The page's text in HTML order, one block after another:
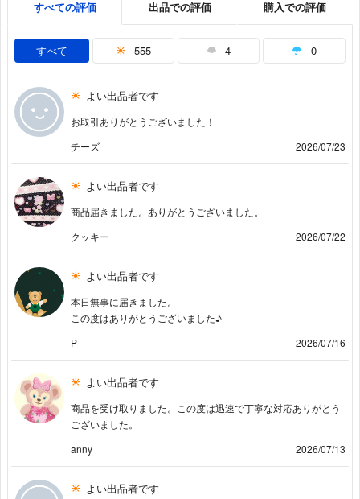
すべての評価 出品での評価 購入での評価
すべて 555 4 0
よい出品者です
お取引ありがとうございました！
チーズ
2026/07/23
よい出品者です
商品届きました。ありがとうございました。
クッキー
2026/07/22
よい出品者です
本日無事に届きました。
この度はありがとうございました♪
P
2026/07/16
よい出品者です
商品を受け取りました。この度は迅速で丁寧な対応ありがとう
ございました。
anny
2026/07/13
よい出品者です